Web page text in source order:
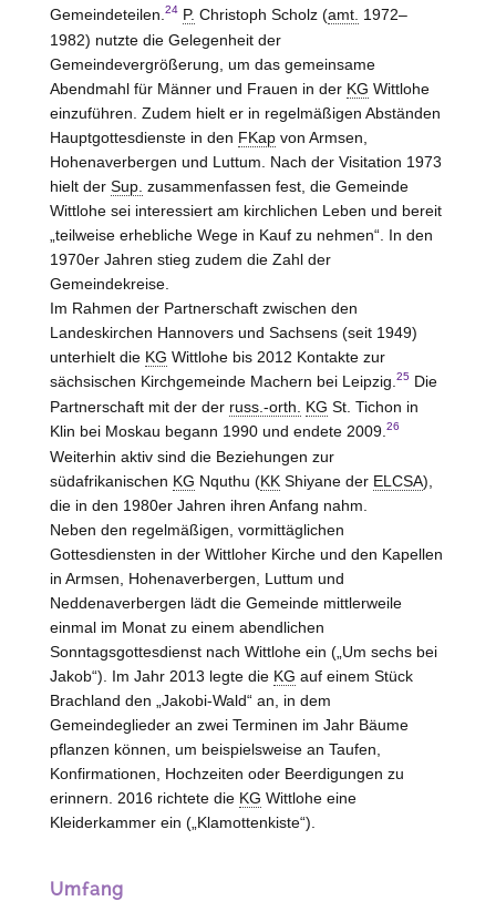
Gemeindeteilen. 24 P. Christoph Scholz (amt. 1972–
1982) nutzte die Gelegenheit der
Gemeindevergrößerung, um das gemeinsame
Abendmahl für Männer und Frauen in der KG Wittlohe
einzuführen. Zudem hielt er in regelmäßigen Abständen
Hauptgottesdienste in den FKapvon Armsen,
Hohenaverbergen und Luttum. Nach der Visitation 1973
hielt der Sup. zusammenfassen fest, die Gemeinde
Wittlohe sei interessiert am kirchlichen Leben und bereit
„teilweise erhebliche Wege in Kauf zu nehmen“. In den
1970er Jahren stieg zudem die Zahl der
Gemeindekreise.
Im Rahmen der Partnerschaft zwischen den
Landeskirchen Hannovers und Sachsens (seit 1949)
unterhielt die KG Wittlohe bis 2012 Kontakte zur
sächsischen Kirchgemeinde Machern bei Leipzig. 25Die
Partnerschaft mit der der russ.-orth. KG St. Tichon in
Klin bei Moskau begann 1990 und endete 2009. 26
Weiterhin aktiv sind die Beziehungen zur
südafrikanischen KG Nquthu (KKShiyane der ELCSA),
die in den 1980er Jahren ihren Anfang nahm.
Neben den regelmäßigen, vormittäglichen
Gottesdiensten in der Wittloher Kirche und den Kapellen
in Armsen, Hohenaverbergen, Luttum und
Neddenaverbergen lädt die Gemeinde mittlerweile
einmal im Monat zu einem abendlichen
Sonntagsgottesdienst nach Wittlohe ein („Um sechs bei
Jakob“). Im Jahr 2013 legte die KG auf einem Stück
Brachland den „Jakobi-Wald“ an, in dem
Gemeindeglieder an zwei Terminen im Jahr Bäume
pflanzen können, um beispielsweise an Taufen,
Konfirmationen, Hochzeiten oder Beerdigungen zu
erinnern. 2016 richtete die KG Wittlohe eine
Kleiderkammer ein („Klamottenkiste“).
Umfang